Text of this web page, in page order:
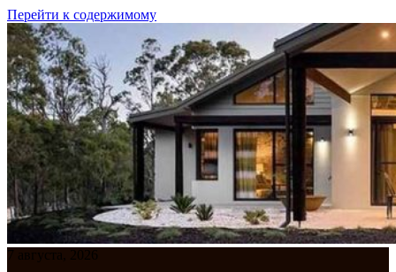
Перейти к содержимому
7 августа, 2026